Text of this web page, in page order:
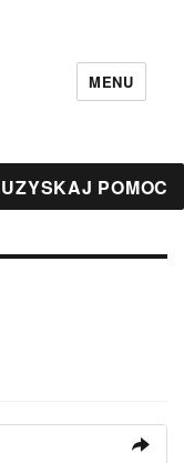
MENU
UZYSKAJ POMOC